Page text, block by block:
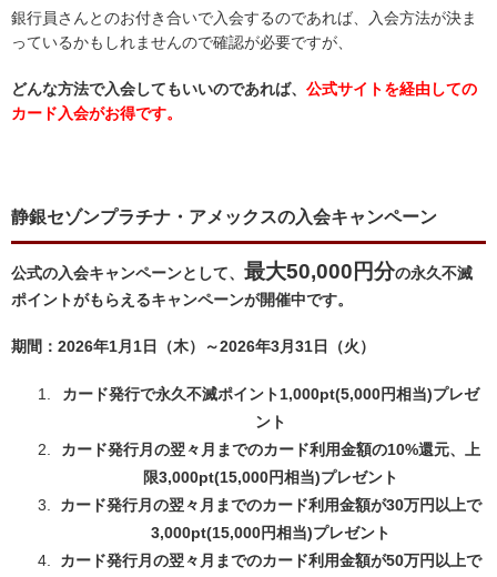
銀行員さんとのお付き合いで入会するのであれば、入会方法が決ま
っているかもしれませんので確認が必要ですが、
どんな方法で入会してもいいのであれば、 公式サイトを経由しての
カード入会がお得です。
静銀セゾンプラチナ・アメックスの入会キャンペーン
公式の入会キャンペーンとして、 最大50,000円分の永久不滅
ポイントがもらえるキャンペーンが開催中です。
期間：2026年1月1日（木）～2026年3月31日（火）
カード発行で永久不滅ポイント1,000pt(5,000円相当)プレゼ
ント
カード発行月の翌々月までのカード利用金額の10%還元、上
限3,000pt(15,000円相当)プレゼント
カード発行月の翌々月までのカード利用金額が30万円以上で
3,000pt(15,000円相当)プレゼント
カード発行月の翌々月までのカード利用金額が50万円以上で